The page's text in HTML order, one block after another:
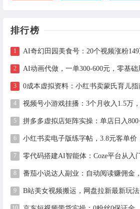
排行榜
B站美女视频搬运，网盘拉新最新玩法